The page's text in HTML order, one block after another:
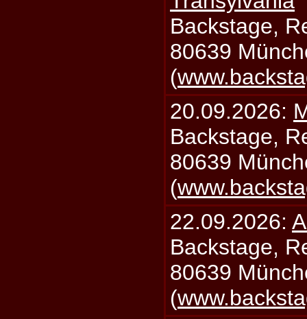
Backstage,
80639
(
20.09.2026:
Backstage,
80639
(
22.09.2026:
Backstage,
80639
(